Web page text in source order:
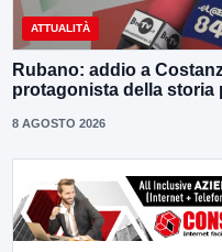
ATTUALITÀ
Rubano: addio a
protagonista della storia
8 AGOSTO 2026